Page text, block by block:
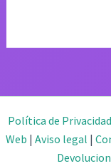
Política de Privacidad
Web | Aviso legal |